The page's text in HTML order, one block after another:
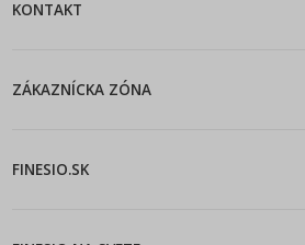
KONTAKT
ZÁKAZNÍCKA ZÓNA
FINESIO.SK